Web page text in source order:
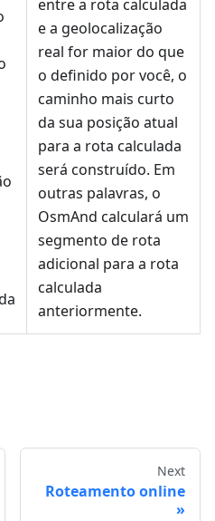
entre a rota calculada
e a geolocalização
real for maior do que
o definido por você, o
caminho mais curto
da sua posição atual
para a rota calculada
será construído. Em
outras palavras, o
OsmAnd calculará um
segmento de rota
adicional para a rota
calculada
anteriormente.
Next
Roteamento online